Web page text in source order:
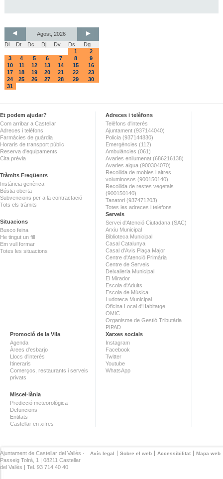
Agost, 2026
Dl
Dt Dc Dj Dv Ds
Dg
1
2
3
4 5 6 7 8
9
10
11 12 13 14 15
16
17
18 19 20 21 22
23
24
25 26 27 28 29
30
31
Et podem ajudar?
Com arribar a Castellar
Adreces i telèfons
Farmàcies de guàrdia
Horaris de transport públic
Reserva d'equipaments
Cita prèvia
Tràmits Freqüents
Instància genèrica
Bústia oberta
Subvencions per a la contractació
Tots els tràmits
Situacions
Busco feina
He tingut un fill
Em vull formar
Totes les situacions
Adreces i telèfons
Telèfons d'interès
Ajuntament (937144040)
Policia (937144830)
Emergències (112)
Ambulàncies (061)
Avaries enllumenat (686216138)
Avaries aigua (900304070)
Recollida de mobles i altres
voluminosos (900150140)
Recollida de restes vegetals
(900150140)
Tanatori (937471203)
Totes les adreces i telèfons
Serveis
Servei d'Atenció Ciutadana (SAC)
Arxiu Municipal
Biblioteca Municipal
Casal Catalunya
Casal d'Avis Plaça Major
Centre d'Atenció Primària
Centre de Serveis
Deixalleria Municipal
El Mirador
Escola d'Adults
Escola de Música
Ludoteca Municipal
Oficina Local d'Habitatge
OMIC
Organisme de Gestió Tributària
PIPAD
Promoció de la Vila
Agenda
Àrees d'esbarjo
Llocs d'interès
Itineraris
Comerços, restaurants i serveis
privats
Miscel·lània
Predicció meteorològica
Defuncions
Entitats
Castellar en xifres
Xarxes socials
Instagram
Facebook
Twitter
Youtube
WhatsApp
Avís legal Sobre el web Accessibilitat Mapa web
Ajuntament de Castellar del Vallès ·
Passeig Tolrà, 1 | 08211 Castellar
del Vallès | Tel. 93 714 40 40